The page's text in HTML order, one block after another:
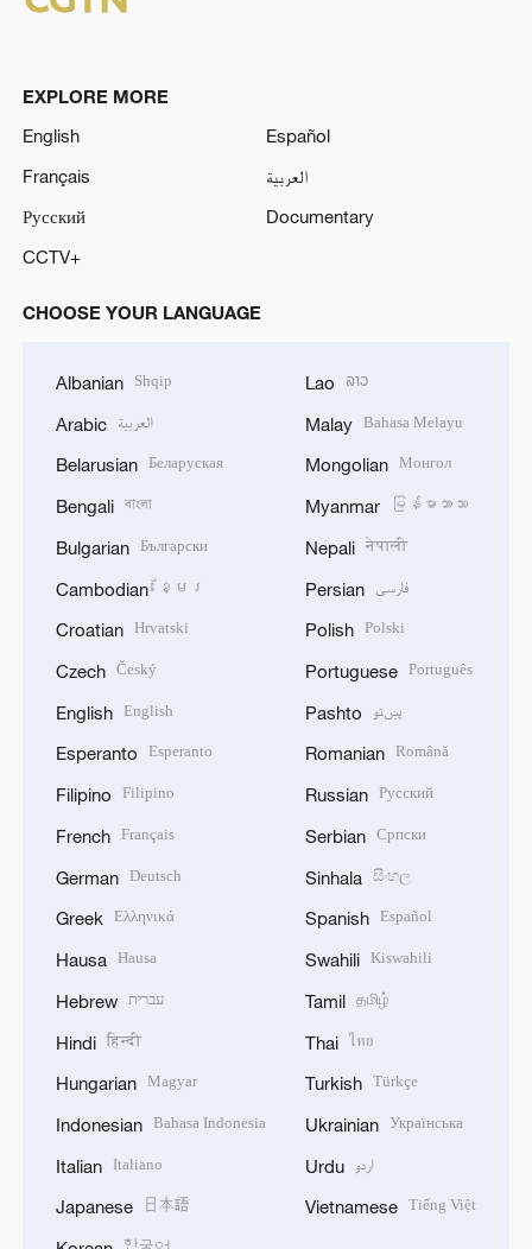
EXPLORE MORE
English
Español
Français
العربية
Русский
Documentary
CCTV+
CHOOSE YOUR LANGUAGE
Albanian Shqip
Arabic العربية
Belarusian Беларуская
Bengali বাংলা
Bulgarian Български
Cambodian ខ្មែរ
Croatian Hrvatski
Czech Český
English English
Esperanto Esperanto
Filipino Filipino
French Français
German Deutsch
Greek Ελληνικά
Hausa Hausa
Hebrew עברית
Hindi हिन्दी
Hungarian Magyar
Indonesian Bahasa Indonesia
Italian Italiano
Japanese 日本語
Lao ລາວ
Malay Bahasa Melayu
Mongolian Монгол
Myanmar မြန်မာဘာသာ
Nepali नेपाली
Persian فارسی
Polish Polski
Portuguese Português
Pashto پښتو
Romanian Română
Russian Русский
Serbian Српски
Sinhala සිංහල
Spanish Español
Swahili Kiswahili
Tamil தமிழ்
Thai ไทย
Turkish Türkçe
Ukrainian Українська
Urdu اردو
Vietnamese Tiếng Việt